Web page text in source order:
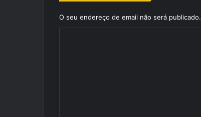
O seu endereço de email não será publicado.